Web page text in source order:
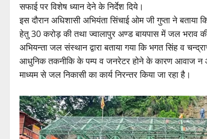
सफाई पर विशेष ध्यान देने के निर्देश दिये।
इस दौरान अधिशासी अभियंता सिंचाई ओम जी गुप्ता ने
हेतु 30 करोड़ की तथा ज्वालापुर अण्ड बायपास में जल भराव
अभियन्ता जल संस्थान द्वारा बताया गया कि भगत सिंह व
आधुनिक तकनीकि के पम्प व जनरेटर होने के कारण आवाज न
माध्यम से जल निकासी का कार्य निरन्तर किया जा रहा है।